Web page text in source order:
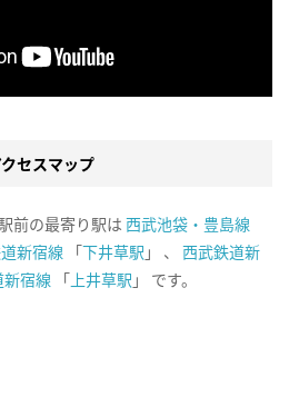
セスマップ
前の最寄り駅は 西武池袋・豊島線
新宿線 「下井草駅 」 、 西武鉄道新
宿線 「 上井草駅 」 です。